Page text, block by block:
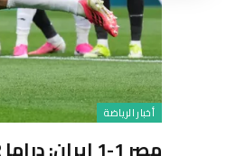
أخبار الرياضة